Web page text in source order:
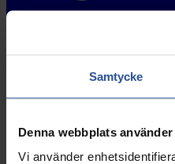
Samtycke
Denna webbplats
Vi använder